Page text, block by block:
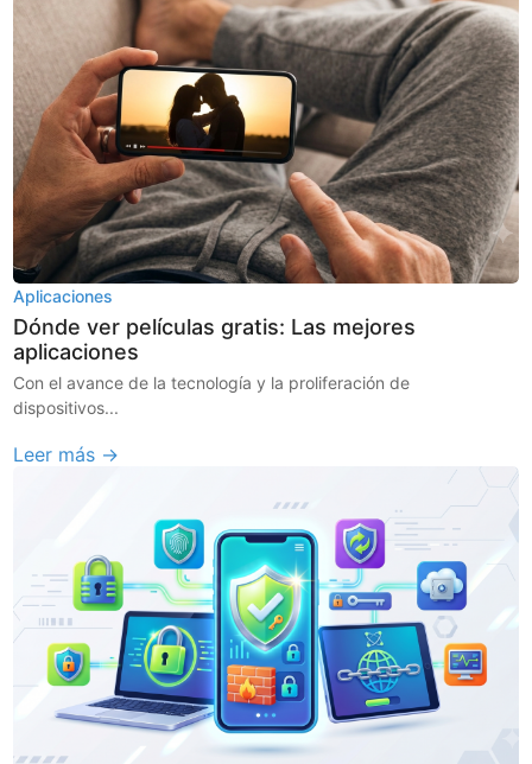
Aplicaciones
Dónde ver películas gratis: Las mejores
aplicaciones
Con el avance de la tecnología y la proliferación de
dispositivos...
Leer más →